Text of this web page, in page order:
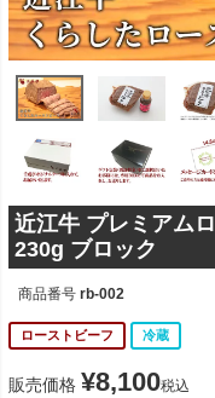
近江牛 プレミアム
230g ブロック
商品番号 rb-002
ローストビーフ 冷蔵
販売価格 ¥8,100税込